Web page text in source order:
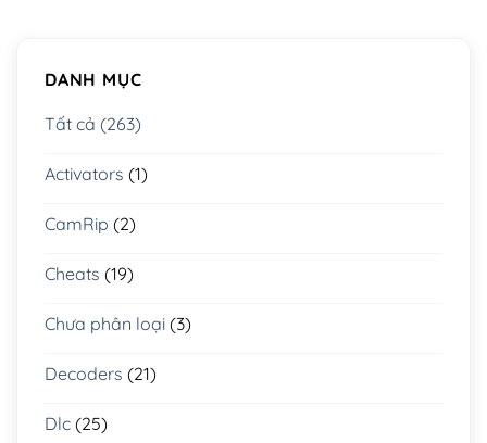
DANH MỤC
Tất cả (263)
Activators (1)
CamRip (2)
Cheats (19)
Chưa phân loại (3)
Decoders (21)
Dlc (25)